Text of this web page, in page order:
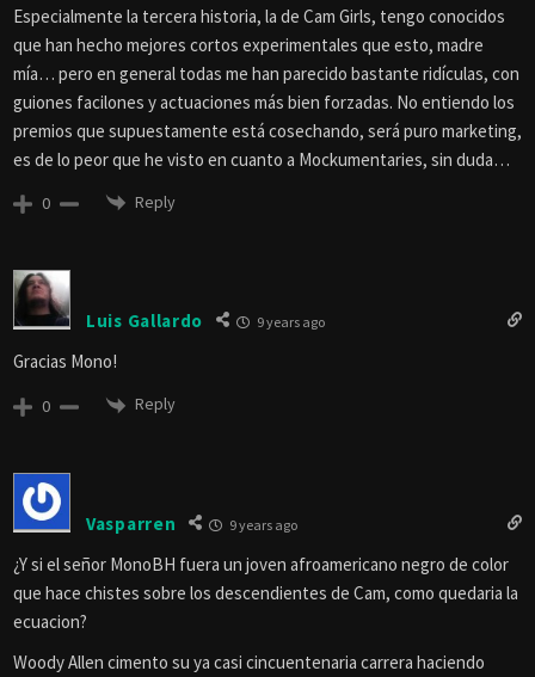
Especialmente la tercera historia, la de Cam Girls, tengo conocidos
que han hecho mejores cortos experimentales que esto, madre
mía… pero en general todas me han parecido bastante ridículas, con
guiones facilones y actuaciones más bien forzadas. No entiendo los
premios que supuestamente está cosechando, será puro marketing,
es de lo peor que he visto en cuanto a Mockumentaries, sin duda…
0 Reply
Luis Gallardo 9 years ago
Gracias Mono!
0 Reply
Vasparren 9 years ago
¿Y si el señor MonoBH fuera un joven afroamericano negro de color
que hace chistes sobre los descendientes de Cam, como quedaria la
ecuacion?
Woody Allen cimento su ya casi cincuentenaria carrera haciendo